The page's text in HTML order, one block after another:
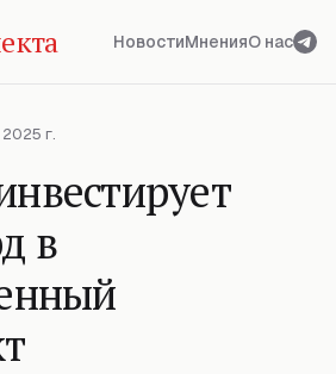
НовостиМненияО нас
г.
в